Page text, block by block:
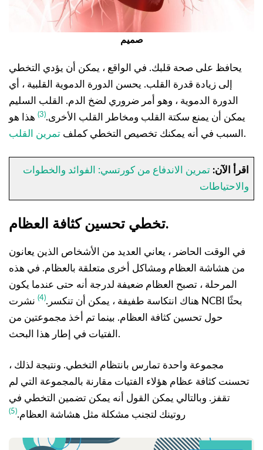
صميم
يحافظ على صحة قلبك. في الواقع ، يمكن أن يؤدي التخطي
إلى زيادة قدرة القلب. يحسن الدورة الدموية القلبية ، أي
الدورة الدموية ، وهو أمر ضروري لضخ الدم. القلب السليم
يمكن أن يمنع سكتة القلب ومخاطر القلب الأخرى.(3)
هذا هو
السبب في أنه يمكنك تخصيص التخطي كملف تمرين القلب .
اقرأ الآن: تمرين الاندفاع من كورتسي: الفوائد والخطوات
والاحتياطات
تخطي تحسين كثافة العظام.
في الوقت الحاضر ، يعاني العديد من الأشخاص الذين يعانون
من هشاشة العظام ومشاكل أخرى متعلقة بالعظام. في هذه
المرحلة ، تصبح العظام ضعيفة لدرجة أنه حتى عندما يكون
هناك انتكاسة طفيفة ، يمكن أن تنكسر.(4)
نشرت NCBI بحثًا
حول تحسين كثافة العظام. بينما تم أخذ مجموعتين من
الفتيات في إطار هذا البحث.
مجموعة واحدة تمارس بانتظام التخطي. ونتيجة لذلك ،
تحسنت كثافة عظام هؤلاء الفتيات مقارنة بالمجموعة التي لم
تقفز. وبالتالي يمكن القول أنه يمكن تضمين التخطي في
روتينك لتجنب مشكلة مثل هشاشة العظام.(5)